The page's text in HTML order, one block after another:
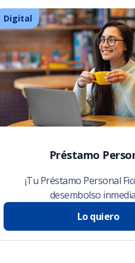
Digital
Préstamo
¡Tu Préstamo Personal
desembolso
Lo quiero